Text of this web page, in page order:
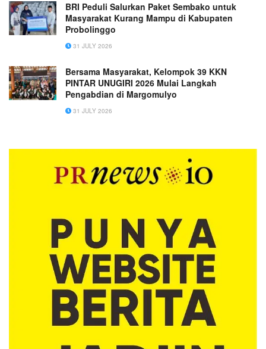
BRI Peduli Salurkan Paket Sembako untuk
Masyarakat Kurang Mampu di Kabupaten
Probolinggo
31 JULY 2026
Bersama Masyarakat, Kelompok 39 KKN
PINTAR UNUGIRI 2026 Mulai Langkah
Pengabdian di Margomulyo
31 JULY 2026